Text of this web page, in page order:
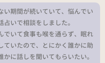
い期間が続いていて、悩んでい
いで相談をしました。
でいて食事も喉を通らず、眠れ
ていたので、とにかく誰かに助
かに話しを聞いてもらいたい。